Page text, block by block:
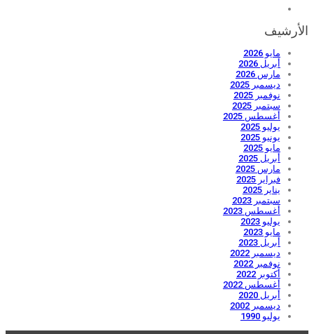
الأرشيف
مايو 2026
أبريل 2026
مارس 2026
ديسمبر 2025
نوفمبر 2025
سبتمبر 2025
أغسطس 2025
يوليو 2025
يونيو 2025
مايو 2025
أبريل 2025
مارس 2025
فبراير 2025
يناير 2025
سبتمبر 2023
أغسطس 2023
يوليو 2023
مايو 2023
أبريل 2023
ديسمبر 2022
نوفمبر 2022
أكتوبر 2022
أغسطس 2022
أبريل 2020
ديسمبر 2002
يوليو 1990